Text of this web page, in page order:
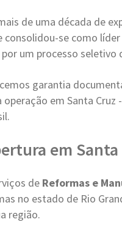
de uma década de
consolidou-se como
por um processo
garantia
operação em Santa
em
de Reformas e
no estado de Rio
região.